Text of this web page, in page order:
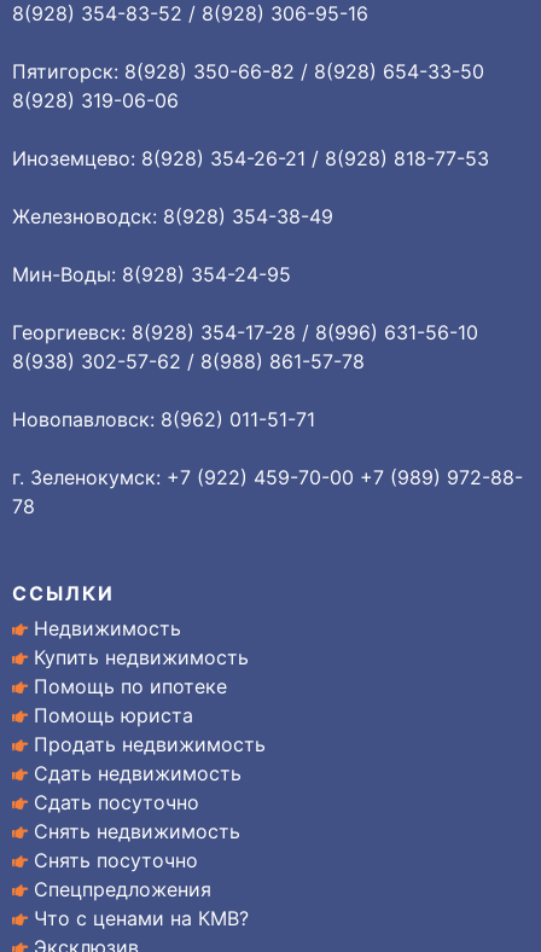
8(928) 354-83-52 / 8(928) 306-95-16
Пятигорск: 8(928) 350-66-82 / 8(928) 654-33-50
8(928) 319-06-06
Иноземцево: 8(928) 354-26-21 / 8(928) 818-77-53
Железноводск: 8(928) 354-38-49
Мин-Воды: 8(928) 354-24-95
Георгиевск: 8(928) 354-17-28 / 8(996) 631-56-10
8(938) 302-57-62 / 8(988) 861-57-78
Новопавловск: 8(962) 011-51-71
г. Зеленокумск: +7 (922) 459-70-00 +7 (989) 972-88-
78
ССЫЛКИ
Недвижимость
Купить недвижимость
Помощь по ипотеке
Помощь юриста
Продать недвижимость
Сдать недвижимость
Сдать посуточно
Снять недвижимость
Снять посуточно
Спецпредложения
Что с ценами на КМВ?
Эксклюзив